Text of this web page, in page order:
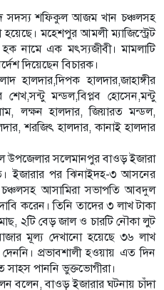
সদস্য শফিকুল আজম খান চঞ্চলসহ
হয়েছে। মহেশপুর আমলী ম্যাজিস্ট্রেট
নামে এক মৎস্যজীবী। মামলাটি
দিয়েছেন বিচারক।
হালদার,দিপক হালদার,জাহাঙ্গীর
মন্ডল,বিপ্লব হোসেন,মন্টু
লক্ষন হালদার, জিয়ারত মন্ডল,
শরজিৎ হালদার, কানাই হালদার
উপজেলার সলেমানপুর বাওড় ইজারা
ইজারার পর ঝিনাইদহ-৩ আসনের
আসামিরা সভাপতি আবদুল
করেন। তিনি তাদের ৩ লাখ টাকা
২টি বেড় জাল ও চারটি নৌকা লুট
মূল্য দেখানো হয়েছে ৩৬ লাখ
প্রভাবশালী হওয়ায় এত দিন
সাহস পাননি ভুক্তভোগীরা।
বলেন, বাওড় ইজারার ঘটনায় চাঁদা